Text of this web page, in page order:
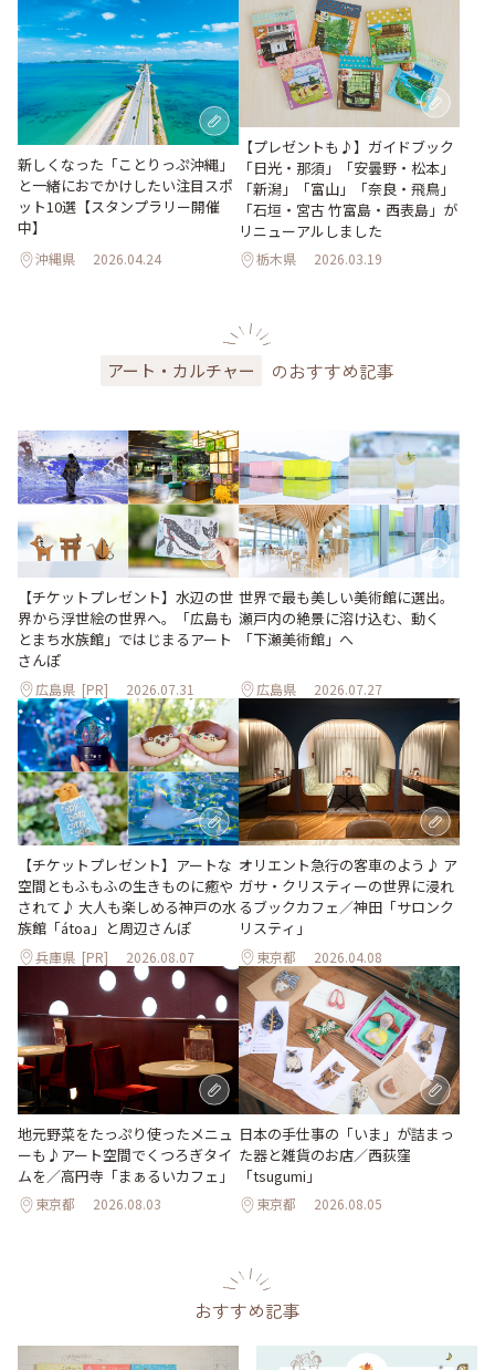
新しくなった「ことりっぷ沖縄」
と一緒におでかけしたい注目スポ
ット10選【スタンプラリー開催
中】
沖縄県 2026.04.24
【プレゼントも♪】ガイドブック
「日光・那須」「安曇野・松本」
「新潟」「富山」「奈良・飛鳥」
「石垣・宮古 竹富島・西表島」が
リニューアルしました
栃木県 2026.03.19
アート・カルチャー のおすすめ記事
【チケットプレゼント】水辺の世
界から浮世絵の世界へ。「広島も
とまち水族館」ではじまるアート
さんぽ
広島県 [PR] 2026.07.31
世界で最も美しい美術館に選出。
瀬戸内の絶景に溶け込む、動く
「下瀬美術館」へ
広島県 2026.07.27
【チケットプレゼント】アートな
空間ともふもふの生きものに癒や
されて♪ 大人も楽しめる神戸の水
族館「átoa」と周辺さんぽ
兵庫県 [PR] 2026.08.07
オリエント急行の客車のよう♪ ア
ガサ・クリスティーの世界に浸れ
るブックカフェ／神田「サロンク
リスティ」
東京都 2026.04.08
地元野菜をたっぷり使ったメニュ
ーも♪アート空間でくつろぎタイ
ムを／高円寺「まぁるいカフェ」
東京都 2026.08.03
日本の手仕事の「いま」が詰まっ
た器と雑貨のお店／西荻窪
「tsugumi」
東京都 2026.08.05
おすすめ記事